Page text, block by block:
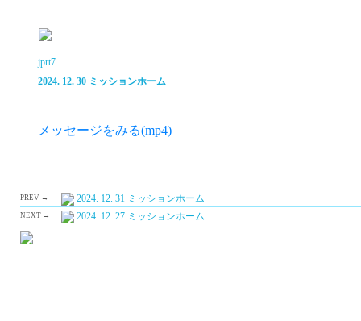
jprt7
2024. 12. 30 ミッションホーム
メッセージをみる(mp4)
PREV → 2024. 12. 31 ミッションホーム
NEXT → 2024. 12. 27 ミッションホーム